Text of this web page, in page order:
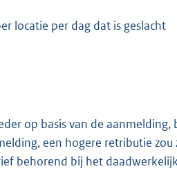
locatie per dag dat is geslacht
op basis van de
een hogere retributie zou
behorend bij het